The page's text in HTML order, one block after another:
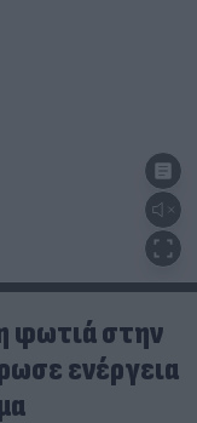
φωτιά στην
ενέργεια